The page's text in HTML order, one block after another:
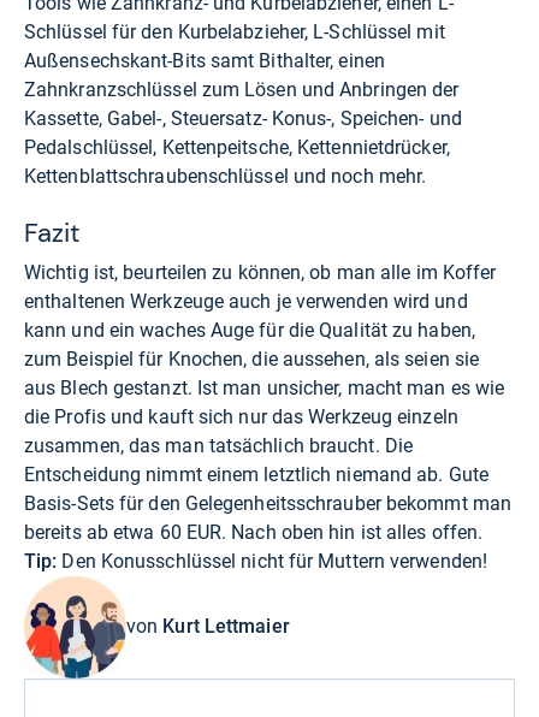
Schlüssel für den Kurbelabzieher, L-Schlüssel mit
Außensechskant-Bits samt Bithalter, einen
Zahnkranzschlüssel zum Lösen und Anbringen der
Kassette, Gabel-, Steuersatz- Konus-, Speichen- und
Pedalschlüssel, Kettenpeitsche, Kettennietdrücker,
Kettenblattschraubenschlüssel und noch mehr.
Fazit
Wichtig ist, beurteilen zu können, ob man alle im Koffer
enthaltenen Werkzeuge auch je verwenden wird und
kann und ein waches Auge für die Qualität zu haben,
zum Beispiel für Knochen, die aussehen, als seien sie
aus Blech gestanzt. Ist man unsicher, macht man es wie
die Profis und kauft sich nur das Werkzeug einzeln
zusammen, das man tatsächlich braucht. Die
Entscheidung nimmt einem letztlich niemand ab. Gute
Basis-Sets für den Gelegenheitsschrauber bekommt man
bereits ab etwa 60 EUR. Nach oben hin ist alles offen.
Tip: Den Konusschlüssel nicht für Muttern verwenden!
von Kurt Lettmaier